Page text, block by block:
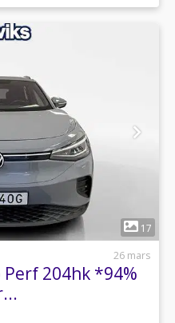
17
26 mars
Perf 204hk *94%